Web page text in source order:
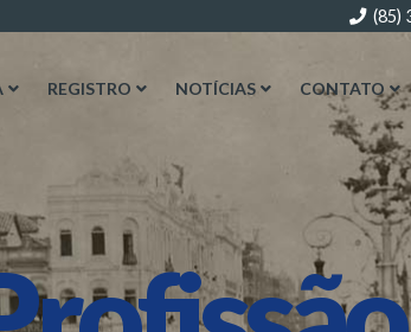
(85)
REGISTRO NOTÍCIAS CONTATO